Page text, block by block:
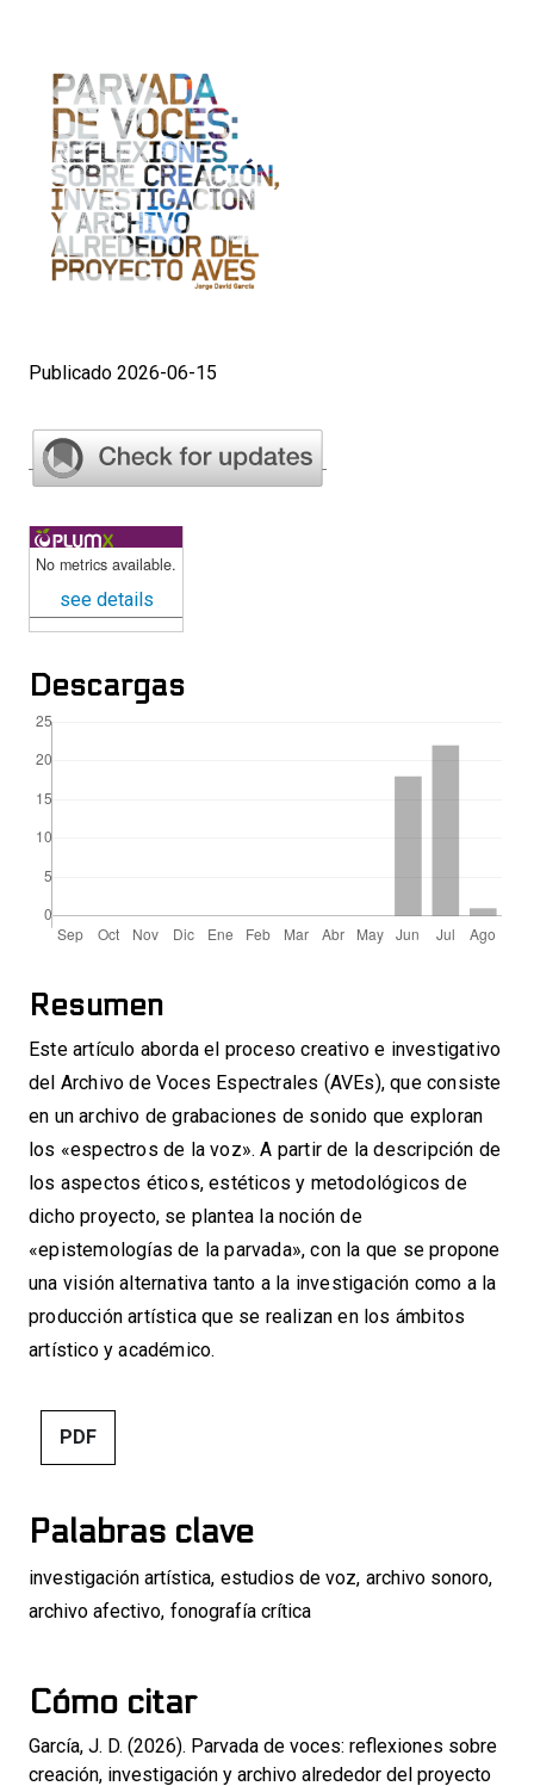
Publicado 2026-06-15
Palabras clave
investigación artística, estudios de voz, archivo sonoro,
archivo afectivo, fonografía crítica
No metrics available.
see details
Descargas
Cómo citar
García, J. D. (2026). Parvada de voces: reflexiones sobre
creación, investigación y archivo alrededor del proyecto
Resumen
Este artículo aborda el proceso creativo e investigativo
del Archivo de Voces Espectrales (AVEs), que consiste
en un archivo de grabaciones de sonido que exploran
los «espectros de la voz». A partir de la descripción de
los aspectos éticos, estéticos y metodológicos de
dicho proyecto, se plantea la noción de
«epistemologías de la parvada», con la que se propone
una visión alternativa tanto a la investigación como a la
producción artística que se realizan en los ámbitos
artístico y académico.
PDF